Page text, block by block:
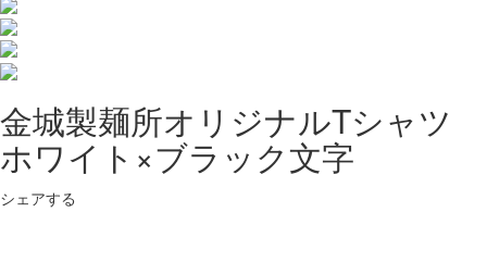
金城製麺所オリジナルTシャツ
ホワイト×ブラック文字
シェアする